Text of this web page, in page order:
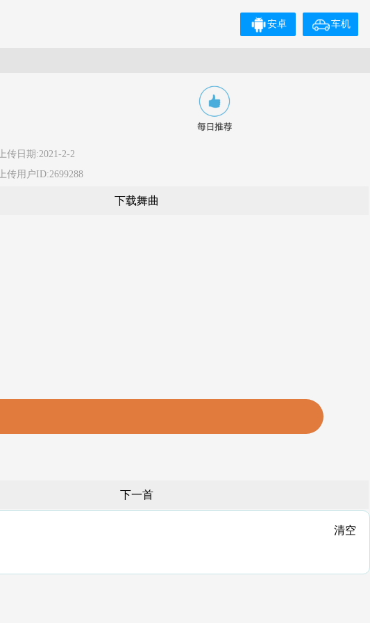
车机
安卓
上传日期:2021-2-2
上传用户ID:2699288
下载舞曲
下一首
清空